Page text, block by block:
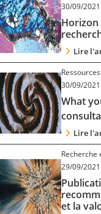
30/09/2021
Lire
30/09/2021
What
Lire
29/09/2021
et la